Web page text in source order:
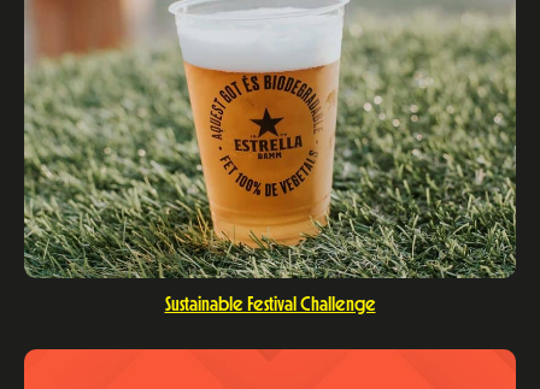
Sustainable Festival Challenge